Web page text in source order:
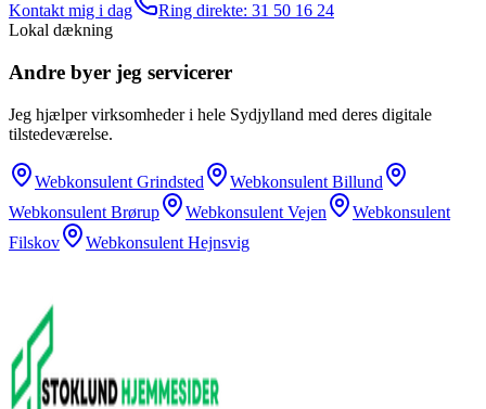
Kontakt mig i dag Ring direkte: 31 50 16 24
Lokal dækning
Andre byer jeg servicerer
Jeg hjælper virksomheder i hele Sydjylland med deres digitale
tilstedeværelse.
Webkonsulent Grindsted Webkonsulent Billund
Webkonsulent Brørup Webkonsulent Vejen
Webkonsulent
Filskov
Webkonsulent Hejnsvig